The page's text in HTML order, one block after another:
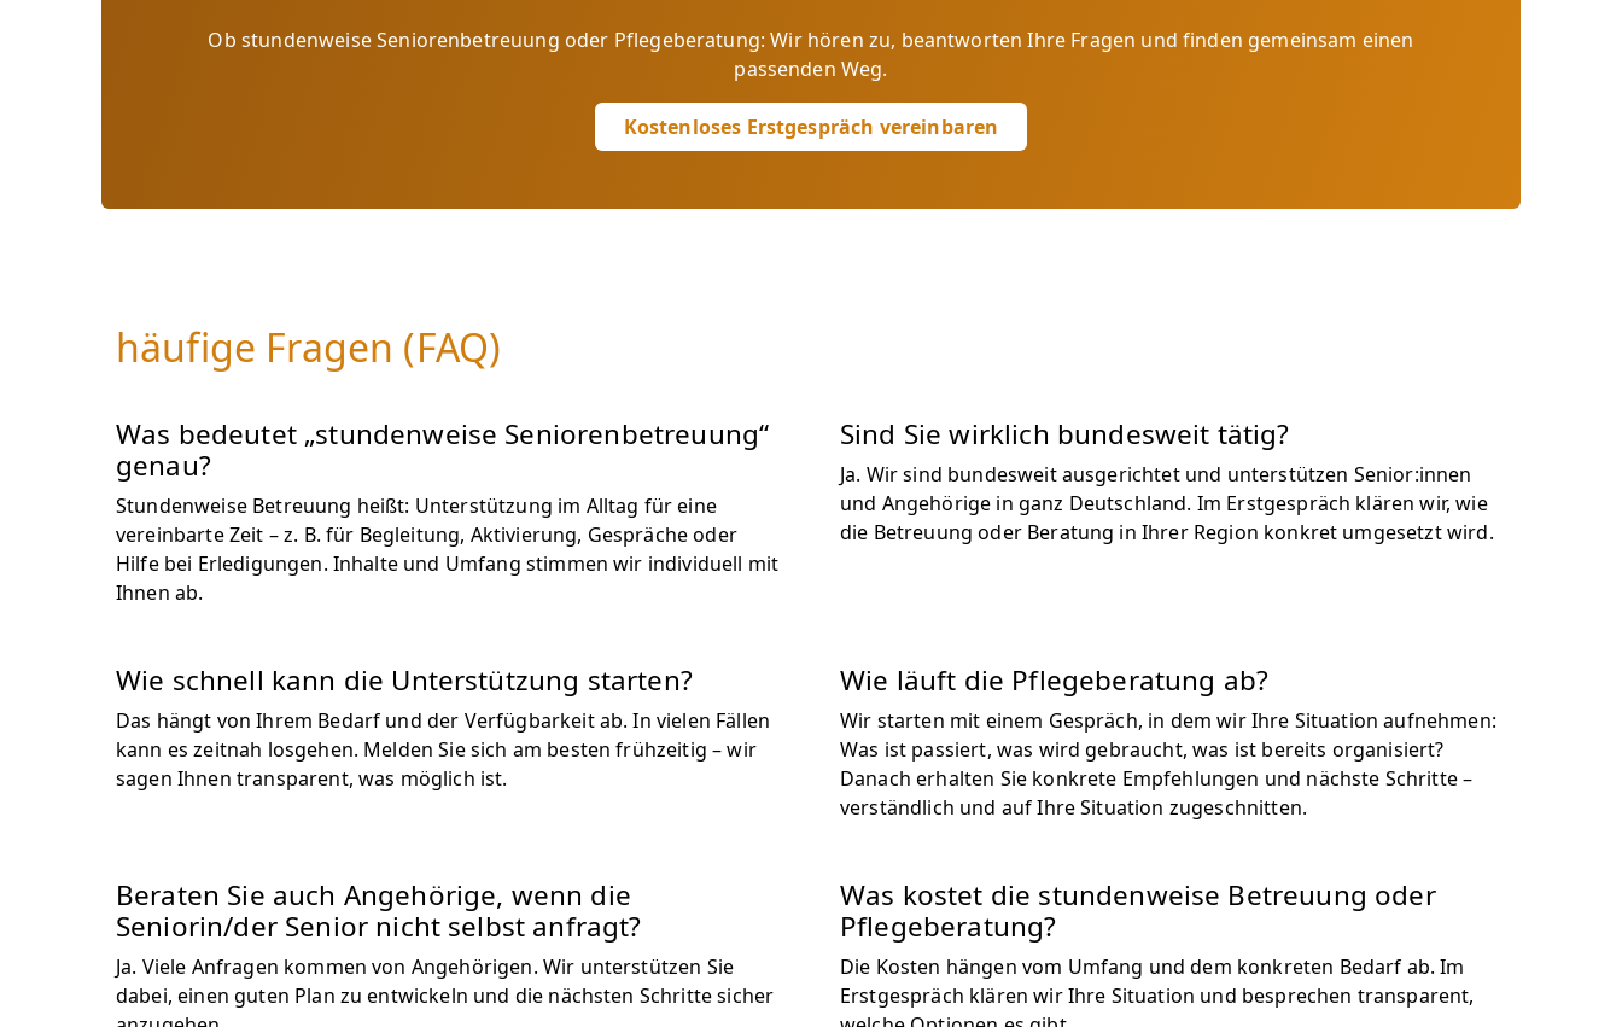
Ob stundenweise Seniorenbetreuung oder Pflegeberatung: Wir hören zu, beantworten Ihre Fragen und finden gemeinsam einen
passenden Weg.
Kostenloses Erstgespräch vereinbaren
häufige Fragen (FAQ)
Was bedeutet „stundenweise Seniorenbetreuung“
genau?
Stundenweise Betreuung heißt: Unterstützung im Alltag für eine
vereinbarte Zeit – z. B. für Begleitung, Aktivierung, Gespräche oder
Hilfe bei Erledigungen. Inhalte und Umfang stimmen wir individuell mit
Ihnen ab.
Sind Sie wirklich bundesweit tätig?
Ja. Wir sind bundesweit ausgerichtet und unterstützen Senior:innen
und Angehörige in ganz Deutschland. Im Erstgespräch klären wir, wie
die Betreuung oder Beratung in Ihrer Region konkret umgesetzt wird.
Wie schnell kann die Unterstützung starten?
Das hängt von Ihrem Bedarf und der Verfügbarkeit ab. In vielen Fällen
kann es zeitnah losgehen. Melden Sie sich am besten frühzeitig – wir
sagen Ihnen transparent, was möglich ist.
Wie läuft die Pflegeberatung ab?
Wir starten mit einem Gespräch, in dem wir Ihre Situation aufnehmen:
Was ist passiert, was wird gebraucht, was ist bereits organisiert?
Danach erhalten Sie konkrete Empfehlungen und nächste Schritte –
verständlich und auf Ihre Situation zugeschnitten.
Beraten Sie auch Angehörige, wenn die
Seniorin/der Senior nicht selbst anfragt?
Ja. Viele Anfragen kommen von Angehörigen. Wir unterstützen Sie
dabei, einen guten Plan zu entwickeln und die nächsten Schritte sicher
Was kostet die stundenweise Betreuung oder
Pflegeberatung?
Die Kosten hängen vom Umfang und dem konkreten Bedarf ab. Im
Erstgespräch klären wir Ihre Situation und besprechen transparent,